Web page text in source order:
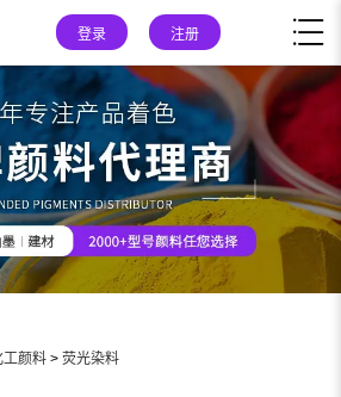
登录 注册
工颜料 > 荧光染料